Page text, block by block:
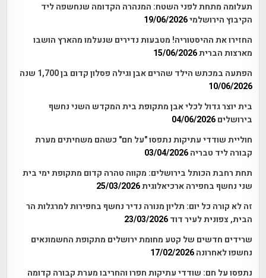
תעלומה מתחת לפני השטח: המנהרה הקדומה שנחשפה ליד
הקיבוץ הירושלמי19/06/2026
החזירו את ההיסטוריה! מטבעות נדירים שנעלמו מהארץ הושבו
מארצות הברית15/06/2026
הפתעה במכתש הילד שהרים אבן וגילה פסלון קדום בן 1,700 שנה
10/06/2026
בית יוצר גדול לכלי אבן מתקופת בית המקדש השני נחשף
בירושלים 04/06/2026
חוליית שודדי עתיקות נתפסו "על חם" כשהם משחיתים מערת
קבורה ליד טבריה 03/04/2026
תחת רחבת הכותל בירושלים: מקווה טהרה קדום מתקופת ימי בית
שני נחשף בחפירה ארכיאלוגית25/03/2026
זה לא קורה כל יום: תליון מנורה נדיר נחשף בחפירות למרגלות הר
הבית, צפונית לעיר דוד 23/03/2026
שרידים חדשים של קטע מחומת ירושלים מתקופת החשמונאים
נחשפו לאחרונה 17/02/2026
נתפסו על חם: שודדי עתיקות חפרו והחריבו מערת קבורה קדומה